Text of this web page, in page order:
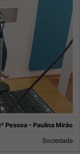
Pessoa - Paulina Mirão
Sociedade